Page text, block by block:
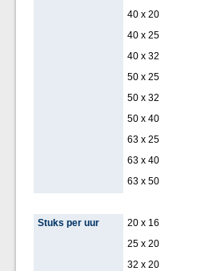
40 x 20
40 x 25
40 x 32
50 x 25
50 x 32
50 x 40
63 x 25
63 x 40
63 x 50
Stuks per uur 20 x 16
25 x 20
32 x 20